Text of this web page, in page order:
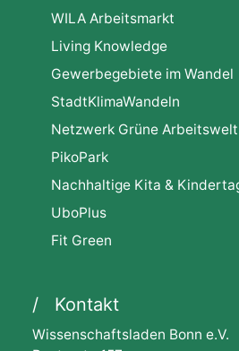
WILA Arbeitsmarkt
Living Knowledge
Gewerbegebiete im Wandel
StadtKlimaWandeln
Netzwerk Grüne Arbeitswelt
PikoPark
Nachhaltige Kita &
UboPlus
Fit Green
Kontakt
Wissenschaftsladen Bonn e.V.